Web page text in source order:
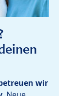
wir